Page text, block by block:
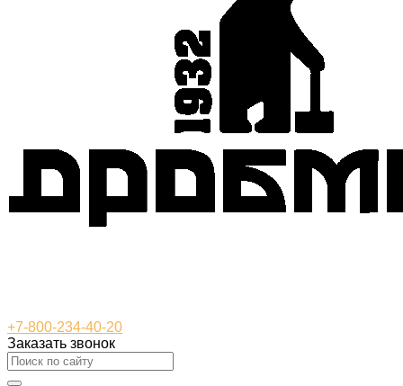
+7-800-234-40-20
Заказать звонок